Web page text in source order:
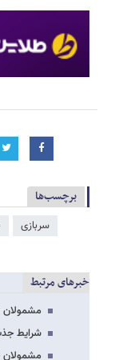
برچسب‌ها
سربازی
خبرهای مرتبط
مشمولان
شرایط
مشمولان